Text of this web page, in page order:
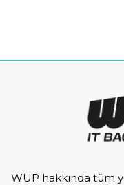
WUP hakkında tüm